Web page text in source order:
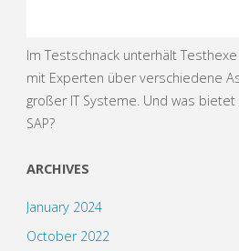
Im Testschnack unterhält
mit Experten über verschiedene
großer IT Systeme. Und was
SAP?
ARCHIVES
January 2024
October 2022